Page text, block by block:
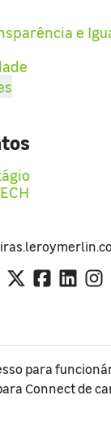
e
para
Connect de